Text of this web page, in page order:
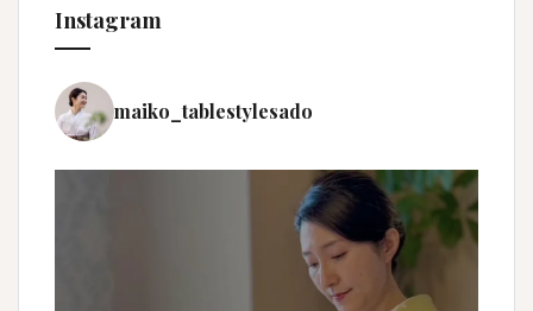
Instagram
maiko_tablestylesado